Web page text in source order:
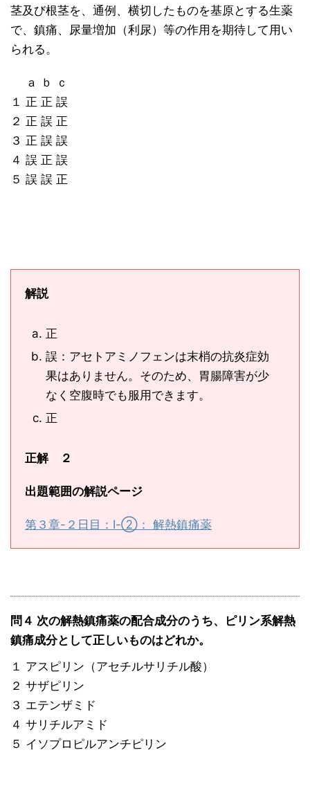
茎及び根茎を、通例、横切したものを基原とする生薬
で、鎮痛、尿量増加（利尿）等の作用を期待して用い
られる。
ａ ｂ ｃ
１ 正 正 誤
２ 正 誤 正
３ 正 誤 誤
４ 誤 正 誤
５ 誤 誤 正
解説
正
誤：アセトアミノフェンは末梢の抗炎症効
果はありません。そのため、胃腸障害が少
なく空腹時でも服用できます。
正
正解 ２
出題範囲の解説ページ
第３章-２日目：Ⅰ-②： 解熱鎮痛薬
問４ 次の解熱鎮痛薬の配合成分のうち、ピリン系解熱
鎮痛成分として正しいものはどれか。
１ アスピリン（アセチルサリチル酸）
２ サザピリン
３ エテンザミド
４ サリチルアミド
５ イソプロピルアンチピリン